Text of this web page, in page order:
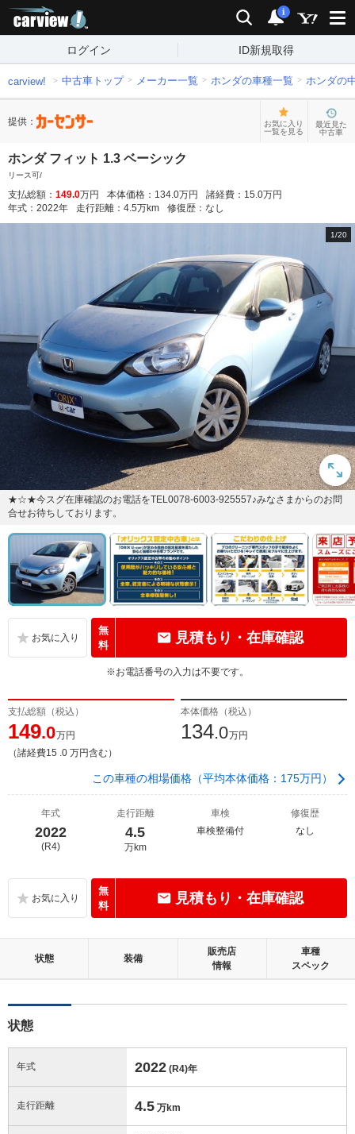
検索 通知
i
ログイン ID新規取得
carview! 中古車トップ メーカー一覧 ホンダの車種一覧 ホンダの
提供：
お気に入り
一覧を見る
最近見た
中古車
ホンダ フィット 1.3 ベーシック
リース可/
支払総額： 149.0万円 本体価格： 134.0万円 諸経費： 15.0万円
年式： 2022年 走行距離： 4.5万km 修復歴： なし
1/20
★☆★今スグ在庫確認のお電話をTEL0078-6003-925557♪みなさまからのお問
合せお待ちしております。
無
料
見積もり・在庫確認
※お電話番号の入力は不要です。
支払総額（税込）
149.0万円
（諸経費15 .0 万円含む）
本体価格（税込）
134.0万円
この車種の相場価格（平均本体価格：175万円）
年式
2022
(R4)
走行距離
4.5
万km
車検
車検整備付
修復歴
なし
無
料
見積もり・在庫確認
状態 装備
販売店
情報
車種
スペック
状態
年式 2022 (R4)年
走行距離 4.5 万km